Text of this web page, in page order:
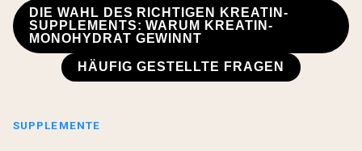
DIE WAHL DES RICHTIGEN KREATIN-
SUPPLEMENTS: WARUM KREATIN-
MONOHYDRAT GEWINNT
HÄUFIG GESTELLTE FRAGEN
SUPPLEMENTE